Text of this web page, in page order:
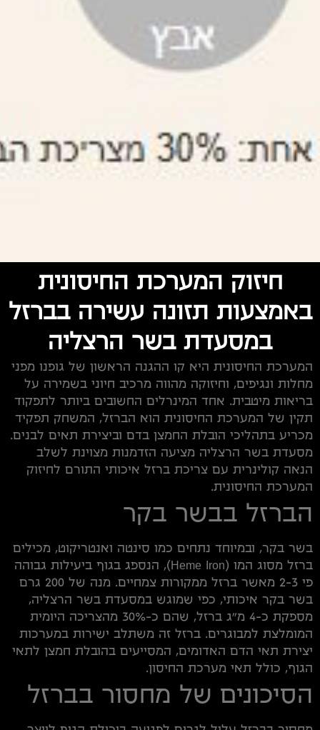
חיזוק המערכת החיסונית
באמצעות תזונה עשירה בברזל
במסעדת בשר הרצליה
המערכת החיסונית היא קו ההגנה הראשון של גופנו מפני
מחלות ונגיפים, וחיזוקה מהווה מרכיב חיוני בשמירה על
בריאות מיטבית. אחד המינרלים החשובים ביותר לתפקוד
תקין של המערכת החיסונית הוא הברזל, המשחק תפקיד
מכריע בתהליכי הובלת החמצן בדם וביצירת תאים לבנים.
מסעדת בשר הרצליה מציעה הזדמנות מצוינת לשלב
הנאה קולינרית עם צריכת ברזל איכותי התורם לחיזוק
המערכת החיסונית.
הברזל בבשר בקר
בשר בקר, ובמיוחד נתחים כמו סינטה ואנטריקוט, מכילים
ברזל מסוג המו (Heme Iron), הנספג בגוף ביעילות גבוהה
פי 2-3 מאשר ברזל ממקורות צמחיים. מנה של 200 גרם
בשר בקר איכותי, כפי שמוגש במסעדת בשר הרצליה,
מספקת כ-4 מ"ג ברזל, שהם כ-30% מהצריכה היומית
המומלצת למבוגרים. ברזל זה משתלב ישירות במערכות
יצירת תאי הדם האדומים, המסייעים בהובלת חמצן לתאי
הגוף, כולל תאי מערכת החיסון.
הסיכונים של מחסור בברזל